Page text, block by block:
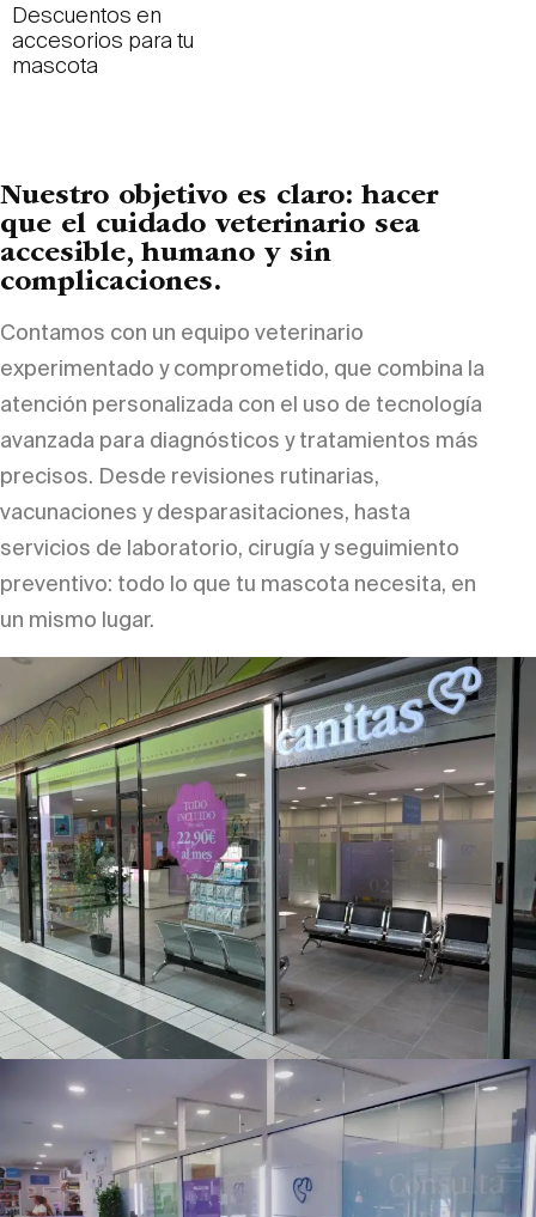
Descuentos en
accesorios para tu
mascota
Nuestro objetivo es claro: hacer
que el cuidado veterinario sea
accesible, humano y sin
complicaciones.
Contamos con un equipo veterinario
experimentado y comprometido, que combina la
atención personalizada con el uso de tecnología
avanzada para diagnósticos y tratamientos más
precisos. Desde revisiones rutinarias,
vacunaciones y desparasitaciones, hasta
servicios de laboratorio, cirugía y seguimiento
preventivo: todo lo que tu mascota necesita, en
un mismo lugar.